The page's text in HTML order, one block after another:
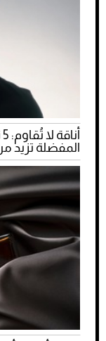
المفضلة